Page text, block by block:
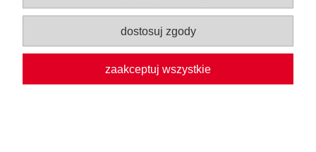
dostosuj zgody
zaakceptuj wszystkie